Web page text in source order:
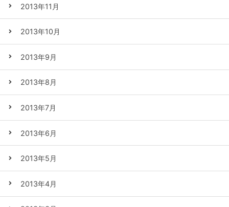
2013年11月
2013年10月
2013年9月
2013年8月
2013年7月
2013年6月
2013年5月
2013年4月